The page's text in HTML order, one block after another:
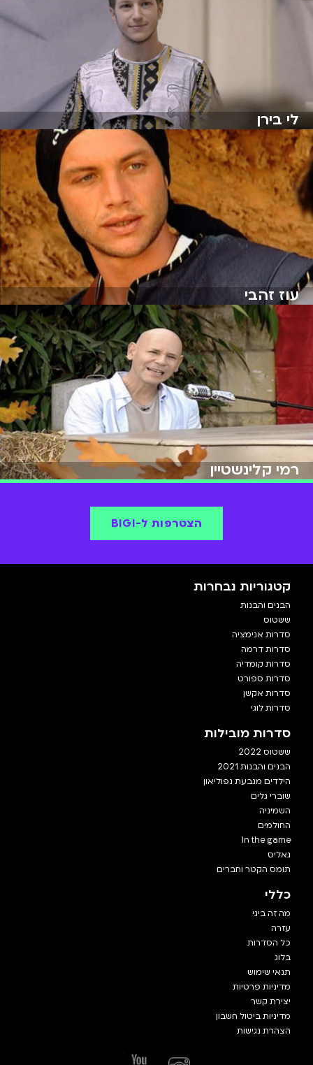
לי בירן
עוז זהבי
רמי קלינשטיין
הצטרפות ל-BIGI
קטגוריות נבחרות
הבנים והבנות
ששטוס
סדרות אנימציה
סדרות דרמה
סדרות קומדיה
סדרות ספורט
סדרות אקשן
סדרות לוגי
סדרות מובילות
ששטוס 2022
הבנים והבנות 2021
הילדים מגבעת נפוליאון
שוברי גלים
השמיניה
החולמים
In the game
גאליס
תומס הקטר וחברים
כללי
מה זה ביגי
עזרה
כל הסדרות
בלוג
תנאי שימוש
מדיניות פרטיות
יצירת קשר
מדיניות ביטול חשבון
הצהרת נגישות